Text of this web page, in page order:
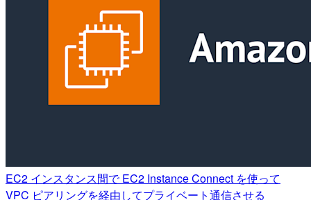
EC2 インスタンス間で EC2 Instance Connect を使って
VPC ピアリングを経由してプライベート通信させる